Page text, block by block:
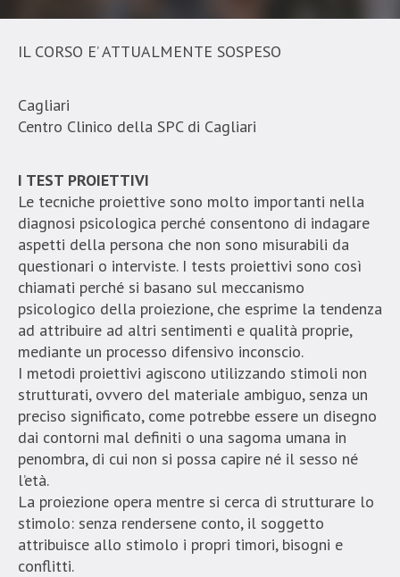
IL CORSO E’ ATTUALMENTE SOSPESO
Cagliari
Centro Clinico della SPC di Cagliari
I TEST PROIETTIVI
Le tecniche proiettive sono molto importanti nella
diagnosi psicologica perché consentono di indagare
aspetti della persona che non sono misurabili da
questionari o interviste. I tests proiettivi sono così
chiamati perché si basano sul meccanismo
psicologico della proiezione, che esprime la tendenza
ad attribuire ad altri sentimenti e qualità proprie,
mediante un processo difensivo inconscio.
I metodi proiettivi agiscono utilizzando stimoli non
strutturati, ovvero del materiale ambiguo, senza un
preciso significato, come potrebbe essere un disegno
dai contorni mal definiti o una sagoma umana in
penombra, di cui non si possa capire né il sesso né
l’età.
La proiezione opera mentre si cerca di strutturare lo
stimolo: senza rendersene conto, il soggetto
attribuisce allo stimolo i propri timori, bisogni e
conflitti.